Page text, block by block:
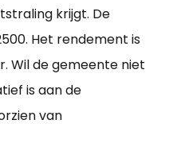
krijgt. De
Het rendement is
Wil de gemeente niet
is aan de
van